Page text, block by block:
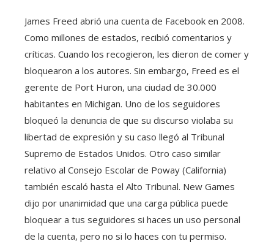
James Freed abrió una cuenta de Facebook en 2008.
Como millones de estados, recibió comentarios y
críticas. Cuando los recogieron, les dieron de comer y
bloquearon a los autores. Sin embargo, Freed es el
gerente de Port Huron, una ciudad de 30.000
habitantes en Michigan. Uno de los seguidores
bloqueó la denuncia de que su discurso violaba su
libertad de expresión y su caso llegó al Tribunal
Supremo de Estados Unidos. Otro caso similar
relativo al Consejo Escolar de Poway (California)
también escaló hasta el Alto Tribunal. New Games
dijo por unanimidad que una carga pública puede
bloquear a tus seguidores si haces un uso personal
de la cuenta, pero no si lo haces con tu permiso.